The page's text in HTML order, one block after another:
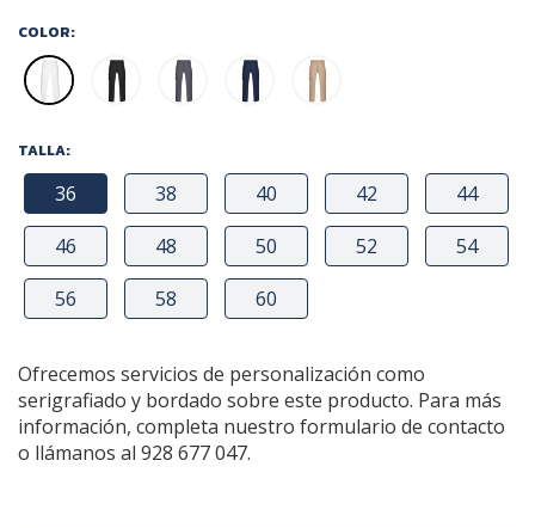
COLOR:
TALLA:
36 38 40 42
44
46
48 50 52
54
56
58 60
Ofrecemos servicios de personalización como
serigrafiado y bordado sobre este producto. Para más
información, completa nuestro formulario de contacto
o llámanos al 928 677 047.